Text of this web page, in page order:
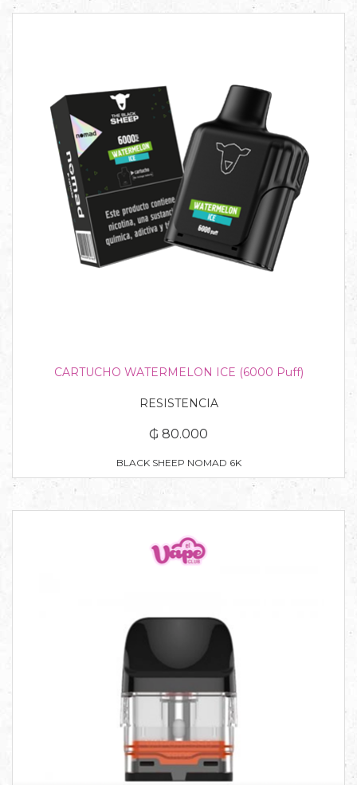
CARTUCHO WATERMELON ICE (6000 Puff)
RESISTENCIA
₲ 80.000
BLACK SHEEP NOMAD 6K